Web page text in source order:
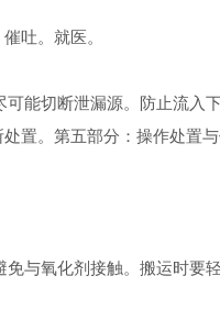
吐。就医。
能切断泄漏源。防止流入
置。第五部分：操作处置
与氧化剂接触。搬运时要